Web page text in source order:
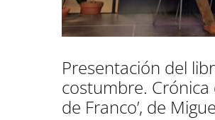
Presentación del
costumbre.
de Franco’, de